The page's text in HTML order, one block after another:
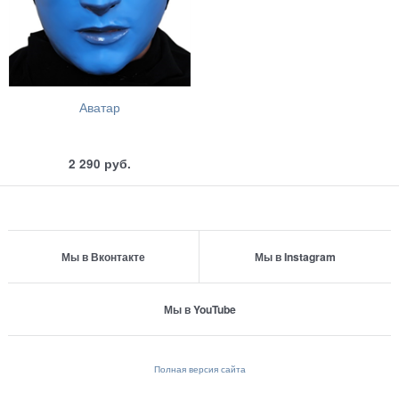
Аватар
2 290 руб.
Мы в Вконтакте Мы в Instagram
Мы в YouTube
Полная версия сайта